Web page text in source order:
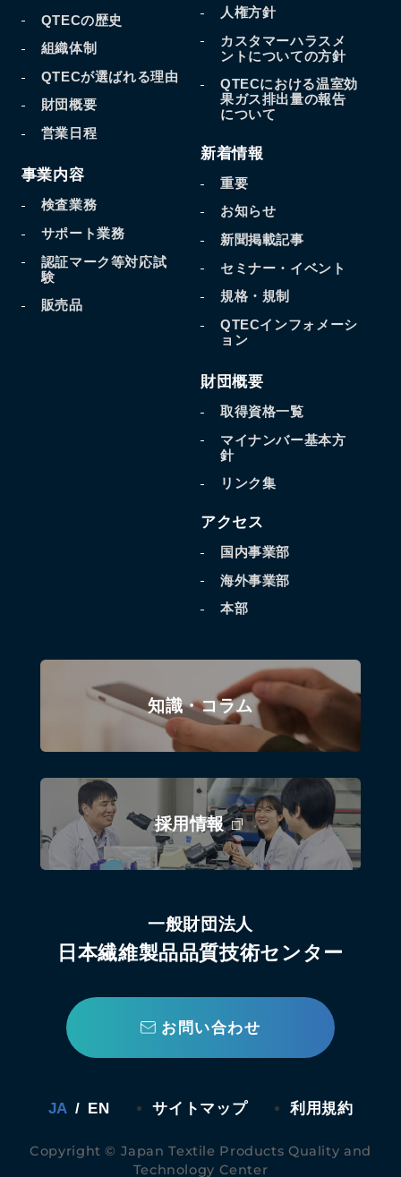
QTECの歴史
組織体制
QTECが選ばれる理由
財団概要
営業日程
事業内容
検査業務
サポート業務
認証マーク等対応試
験
販売品
人権方針
カスタマーハラスメ
ントについての方針
QTECにおける温室効
果ガス排出量の報告
について
新着情報
重要
お知らせ
新聞掲載記事
セミナー・イベント
規格・規制
QTECインフォメーシ
ョン
財団概要
取得資格一覧
マイナンバー基本方
針
リンク集
アクセス
国内事業部
海外事業部
本部
知識・コラム
採用情報
一般財団法人
日本繊維製品品質技術センター
お問い合わせ
JA / EN サイトマップ 利用規約
Copyright © Japan Textile Products Quality and
Technology Center